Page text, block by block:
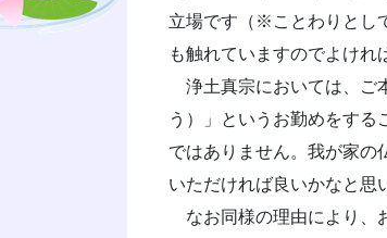
立場です（※ことわりとし
も触れていますのでよけれ
浄土真宗においては、ご
う）」というお勤めをす
ではありません。我が家の
いただければ良いかなと思
なお同様の理由により、